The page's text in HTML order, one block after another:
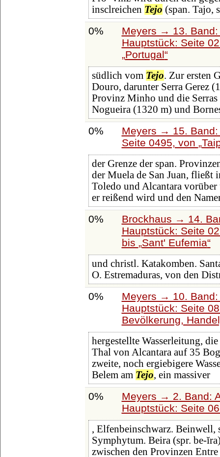
insclreichen Tejo (span. Tajo,
0%
Meyers → 13.
Hauptstück: Seite
Portugal
südlich vom Tejo. Zur ersten
Douro, darunter Serra Gerez
Provinz Minho und die
Nogueira (1320 m) und
0%
Meyers → 15.
Seite 0495, von
der Grenze der span.
der Muela de San Juan, fließt
Toledo und Alcantara
er reißend wird und den
0%
Brockhaus → 14.
Hauptstück: Seite
bis Sant' Eufemia
und christl. Katakomben.
O. Estremaduras, von den
0%
Meyers → 10.
Hauptstück: Seite
Bevölkerung,
hergestellte Wasserleitung,
Thal von Alcantara auf 35
zweite, noch ergiebigere
Belem am Tejo, ein massiver
0%
Meyers → 2. Band:
Hauptstück: Seite
, Elfenbeinschwarz.
Symphytum. Beira (spr. be-
zwischen den Provinzen